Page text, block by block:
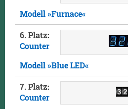
Modell »Furnace«
6. Platz:
Counter
Modell »Blue LED«
7. Platz:
Counter